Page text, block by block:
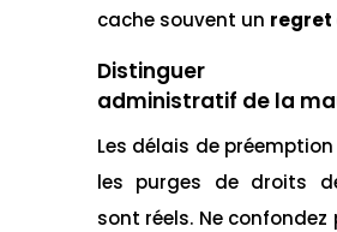
cache souvent un regret
Distinguer
administratif de la
Les délais de
les purges de droits
sont réels. Ne confondez